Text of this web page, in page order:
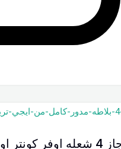
توريد بوتاجاز 4 شعله اوفر كونتر او